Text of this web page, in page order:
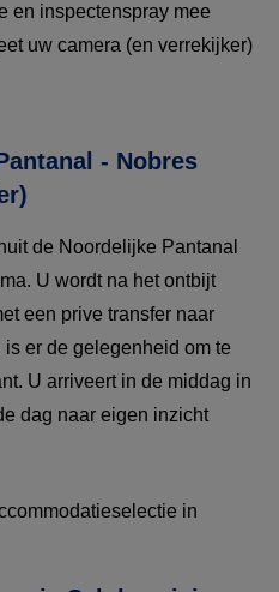
en inspectenspray mee
uw camera (en verrekijker)
- Nobres
de Noordelijke Pantanal
U wordt na het ontbijt
een prive transfer naar
er de gelegenheid om te
U arriveert in de middag in
dag naar eigen inzicht
in